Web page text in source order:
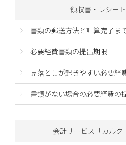
領収書・レシー
書類の郵送方法と計算完了ま
必要経費書類の提出期限
見落としが起きやすい必要経
書類がない場合の必要経費の
会計サービス「カルク